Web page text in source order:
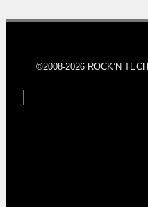
©2008-2026 ROCK’N